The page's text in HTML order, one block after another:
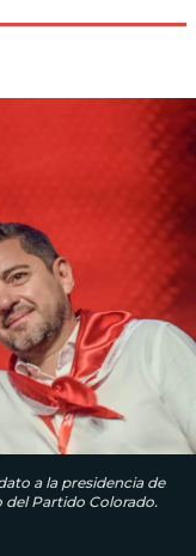
a la presidencia de
del Partido Colorado.